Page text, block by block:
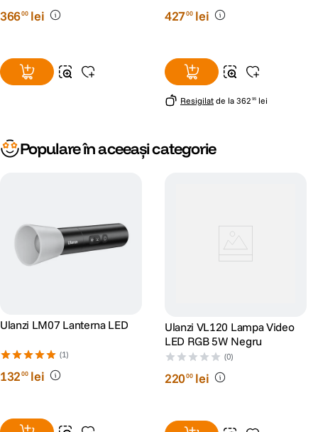
36600 lei 42700 lei
Resigilat de la 362 95 lei
Populare în aceeași categorie
Ulanzi LM07 Lanterna LED
(1)
13200 lei
Ulanzi VL120 Lampa Video
LED RGB 5W Negru
(0)
22000 lei